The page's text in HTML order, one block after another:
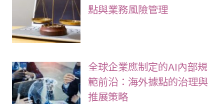
點與業務風險管理
全球企業應制定的AI內部規
範前沿：海外據點的治理與
推展策略